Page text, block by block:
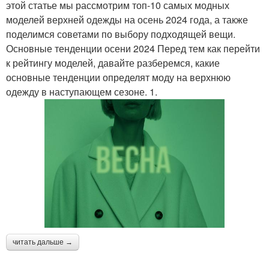
этой статье мы рассмотрим топ-10 самых модных
моделей верхней одежды на осень 2024 года, а также
поделимся советами по выбору подходящей вещи.
Основные тенденции осени 2024 Перед тем как перейти
к рейтингу моделей, давайте разберемся, какие
основные тенденции определят моду на верхнюю
одежду в наступающем сезоне. 1.
читать дальше →